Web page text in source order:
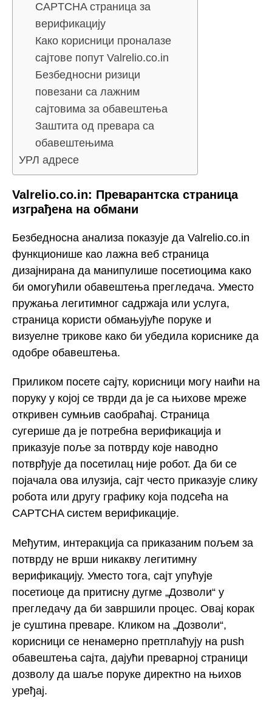
CAPTCHA страница за
верификацију
Како корисници проналазе
сајтове попут Valrelio.co.in
Безбедносни ризици
повезани са лажним
сајтовима за обавештења
Заштита од превара са
обавештењима
УРЛ адресе
Valrelio.co.in: Преварантска страница
изграђена на обмани
Безбедносна анализа показује да Valrelio.co.in
функционише као лажна веб страница
дизајнирана да манипулише посетиоцима како
би омогућили обавештења прегледача. Уместо
пружања легитимног садржаја или услуга,
страница користи обмањујуће поруке и
визуелне трикове како би убедила кориснике да
одобре обавештења.
Приликом посете сајту, корисници могу наићи на
поруку у којој се тврди да је са њихове мреже
откривен сумњив саобраћај. Страница
сугерише да је потребна верификација и
приказује поље за потврду које наводно
потврђује да посетилац није робот. Да би се
појачала ова илузија, сајт често приказује слику
робота или другу графику која подсећа на
CAPTCHA систем верификације.
Међутим, интеракција са приказаним пољем за
потврду не врши никакву легитимну
верификацију. Уместо тога, сајт упућује
посетиоце да притисну дугме „Дозволи“ у
прегледачу да би завршили процес. Овај корак
је суштина преваре. Кликом на „Дозволи“,
корисници се ненамерно претплаћују на push
обавештења сајта, дајући преварној страници
дозволу да шаље поруке директно на њихов
уређај.